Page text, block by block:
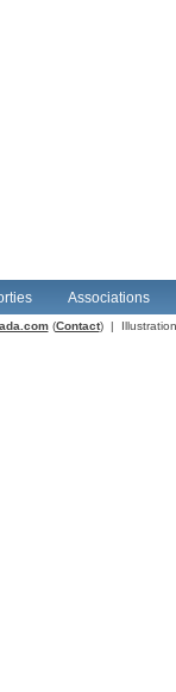
Associations
(Contact) |